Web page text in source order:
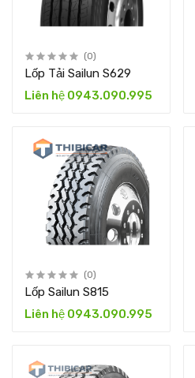
(0)
Lốp Tải Sailun S629
Liên hệ 0943.090.995
(0)
Lốp Sailun S815
Liên hệ 0943.090.995